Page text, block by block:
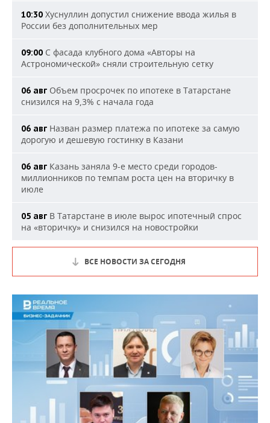
10:30 Хуснуллин допустил снижение ввода жилья в
России без дополнительных мер
09:00 С фасада клубного дома «Авторы на
Астрономической» сняли строительную сетку
06 авг Объем просрочек по ипотеке в Татарстане
снизился на 9,3% с начала года
06 авг Назван размер платежа по ипотеке за самую
дорогую и дешевую гостинку в Казани
06 авг Казань заняла 9-е место среди городов-
миллионников по темпам роста цен на вторичку в
июле
05 авг В Татарстане в июле вырос ипотечный спрос
на «вторичку» и снизился на новостройки
ВСЕ НОВОСТИ ЗА СЕГОДНЯ